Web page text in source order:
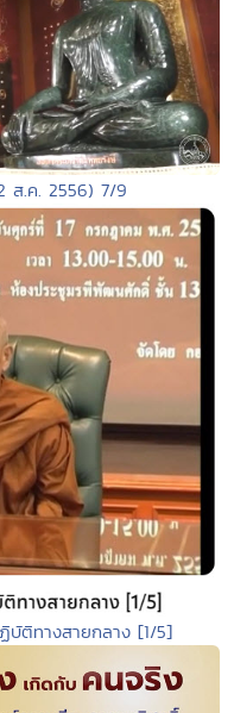
ส.ค. 2556) 7/9
บัติทางสายกลาง [1/5]